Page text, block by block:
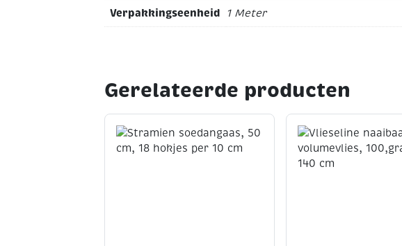
Verpakkingseenheid 1 Meter
Gerelateerde producten